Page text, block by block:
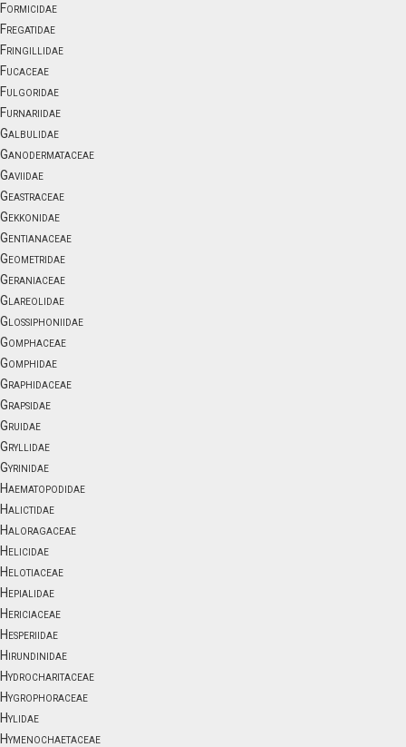
Formicidae
Fregatidae
Fringillidae
Fucaceae
Fulgoridae
Furnariidae
Galbulidae
Ganodermataceae
Gaviidae
Geastraceae
Gekkonidae
Gentianaceae
Geometridae
Geraniaceae
Glareolidae
Glossiphoniidae
Gomphaceae
Gomphidae
Graphidaceae
Grapsidae
Gruidae
Gryllidae
Gyrinidae
Haematopodidae
Halictidae
Haloragaceae
Helicidae
Helotiaceae
Hepialidae
Hericiaceae
Hesperiidae
Hirundinidae
Hydrocharitaceae
Hygrophoraceae
Hylidae
Hymenochaetaceae